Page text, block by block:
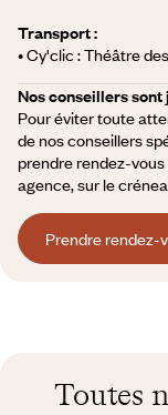
Transport :
• Cy'clic : Théâtre
Nos conseillers sont
Pour éviter toute
de nos conseillers
prendre rendez-
agence, sur le
Prendre rendez-
Toutes